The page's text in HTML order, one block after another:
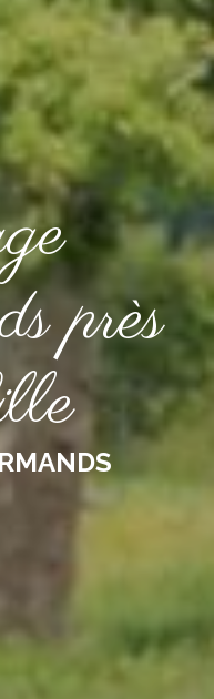
près